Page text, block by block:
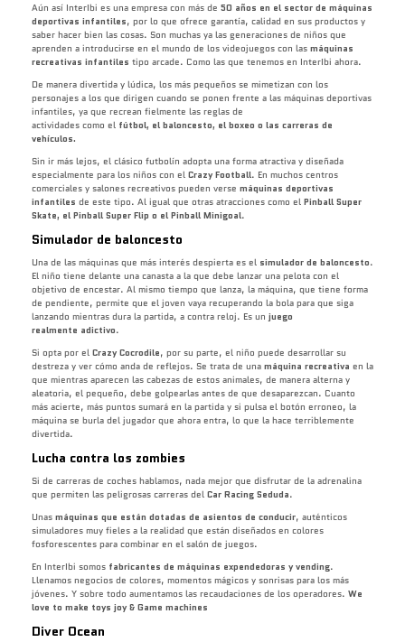
Aún así InterIbi es una empresa con más de 50 años en el sector de máquinas
deportivas infantiles, por lo que ofrece garantía, calidad en sus productos y
saber hacer bien las cosas. Son muchas ya las generaciones de niños que
aprenden a introducirse en el mundo de los videojuegos con las máquinas
recreativas infantiles tipo arcade. Como las que tenemos en InterIbi ahora.
De manera divertida y lúdica, los más pequeños se mimetizan con los
personajes a los que dirigen cuando se ponen frente a las máquinas deportivas
infantiles, ya que recrean fielmente las reglas de
actividades como el fútbol, el baloncesto, el boxeo o las carreras de
vehículos.
Sin ir más lejos, el clásico futbolín adopta una forma atractiva y diseñada
especialmente para los niños con el Crazy Football. En muchos centros
comerciales y salones recreativos pueden verse máquinas deportivas
infantiles de este tipo. Al igual que otras atracciones como el Pinball Super
Skate, el Pinball Super Flip o el Pinball Minigoal.
Simulador de baloncesto
Una de las máquinas que más interés despierta es el simulador de baloncesto.
El niño tiene delante una canasta a la que debe lanzar una pelota con el
objetivo de encestar. Al mismo tiempo que lanza, la máquina, que tiene forma
de pendiente, permite que el joven vaya recuperando la bola para que siga
lanzando mientras dura la partida, a contra reloj. Es un juego
realmente adictivo.
Si opta por el Crazy Cocrodile, por su parte, el niño puede desarrollar su
destreza y ver cómo anda de reflejos. Se trata de una máquina recreativa en la
que mientras aparecen las cabezas de estos animales, de manera alterna y
aleatoria, el pequeño, debe golpearlas antes de que desaparezcan. Cuanto
más acierte, más puntos sumará en la partida y si pulsa el botón erroneo, la
máquina se burla del jugador que ahora entra, lo que la hace terriblemente
divertida.
Lucha contra los zombies
Si de carreras de coches hablamos, nada mejor que disfrutar de la adrenalina
que permiten las peligrosas carreras del Car Racing Seduda.
Unas máquinas que están dotadas de asientos de conducir, auténticos
simuladores muy fieles a la realidad que están diseñados en colores
fosforescentes para combinar en el salón de juegos.
En InterIbi somos fabricantes de máquinas expendedoras y vending.
Llenamos negocios de colores, momentos mágicos y sonrisas para los más
jóvenes. Y sobre todo aumentamos las recaudaciones de los operadores. We
love to make toys joy & Game machines
Diver Ocean